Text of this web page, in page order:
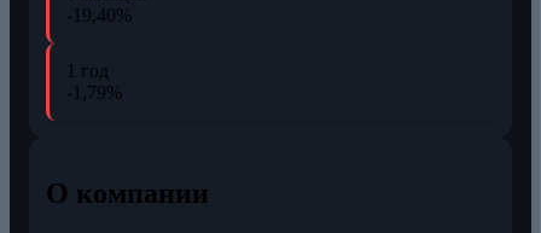
-19,40%
1 год
-1,79%
О компании